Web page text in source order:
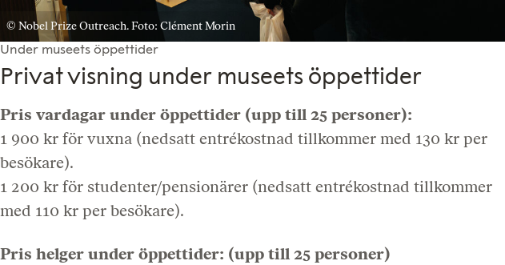
© Nobel Prize Outreach. Foto: Clément Morin
Under museets öppettider
Privat visning under museets öppettider
Pris vardagar under öppettider (upp till 25 personer):
1 900 kr för vuxna (nedsatt entrékostnad tillkommer med 130 kr per
besökare).
1 200 kr för studenter/pensionärer (nedsatt entrékostnad tillkommer
med 110 kr per besökare).
Pris helger under öppettider: (upp till 25 personer)